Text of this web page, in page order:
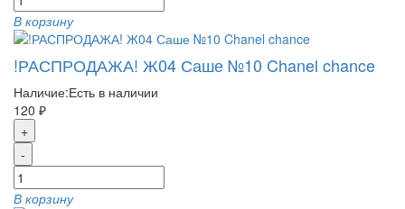
В корзину
!РАСПРОДАЖА! Ж04 Саше №10 Chanel chance
Наличие:Есть в наличии
120 ₽
+
-
В корзину